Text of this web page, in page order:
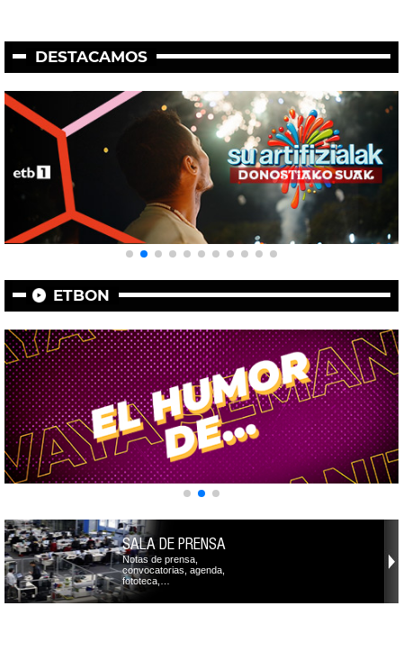
DESTACAMOS
ETBON
SALA DE PRENSA
Notas de prensa,
convocatorias, agenda,
fototeca,…